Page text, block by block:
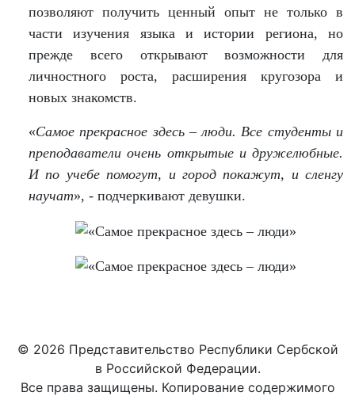
позволяют получить ценный опыт не только в
части изучения языка и истории региона, но
прежде всего открывают возможности для
личностного роста, расширения кругозора и
новых знакомств.
«Самое прекрасное здесь – люди. Все студенты и
преподаватели очень открытые и дружелюбные.
И по учебе помогут, и город покажут, и сленгу
научат», - подчеркивают девушки.
© 2026 Представительство Республики Сербской
в Российской Федерации.
Все права защищены. Копирование содержимого